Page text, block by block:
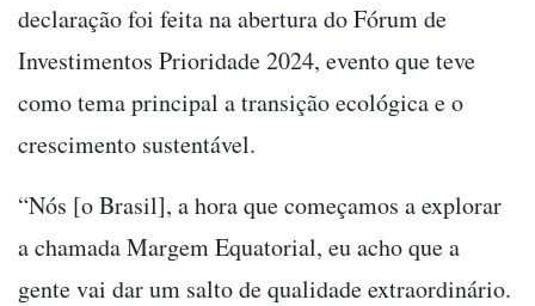
declaração foi feita na abertura do Fórum de
Investimentos Prioridade 2024, evento que teve
como tema principal a transição ecológica e o
crescimento sustentável.
“Nós [o Brasil], a hora que começamos a explorar
a chamada Margem Equatorial, eu acho que a
gente vai dar um salto de qualidade extraordinário.